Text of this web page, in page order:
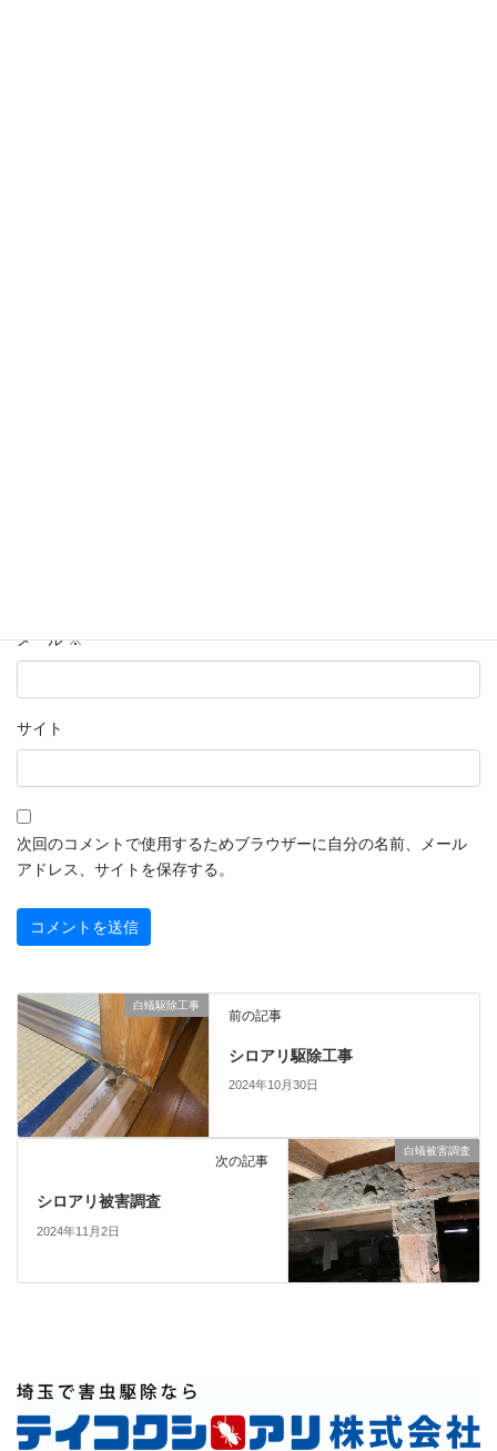
メール※
サイト
次回のコメントで使用するためブラウザーに自分の名前、メール
アドレス、サイトを保存する。
白蟻駆除工事
前の記事
シロアリ駆除工事
2024年10月30日
白蟻被害調査
次の記事
シロアリ被害調査
2024年11月2日